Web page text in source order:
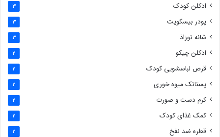
ادکلن کودک 3
پودر بیسکویت 3
شانه نوزاذ 3
ادکلن چیکو 2
قرص لباسشویی کودک 2
پستانک میوه خوری 2
کرم دست و صورت 2
کمک غذای کودک 2
قطره ضد نفخ 2